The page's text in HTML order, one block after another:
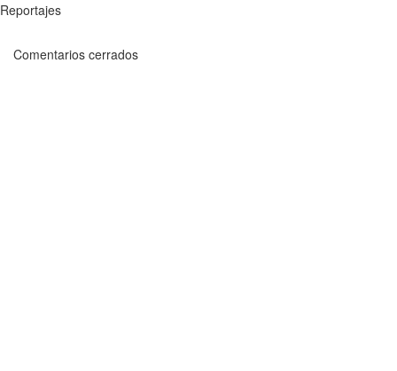
Reportajes
Comentarios cerrados